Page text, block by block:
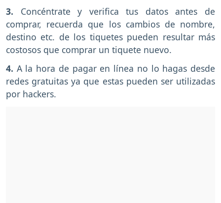
3. Concéntrate y verifica tus datos antes de
comprar, recuerda que los cambios de nombre,
destino etc. de los tiquetes pueden resultar más
costosos que comprar un tiquete nuevo.
4. A la hora de pagar en línea no lo hagas desde
redes gratuitas ya que estas pueden ser utilizadas
por hackers.